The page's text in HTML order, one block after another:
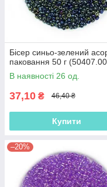
Бісер синьо-зелений
паковання 50 г
В наявності 26 од.
37,10 ₴ 46,40 ₴
Купити
–20%